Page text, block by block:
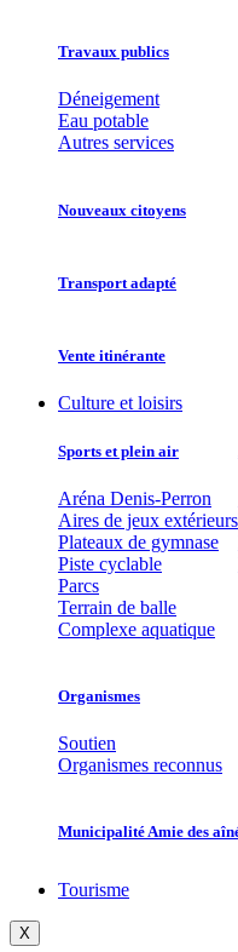
Travaux publics
Déneigement
Eau potable
Autres services
Nouveaux citoyens
Transport adapté
Vente itinérante
Culture et loisirs
Sports et plein air
Aréna Denis-Perron
Aires de jeux extérieurs
Plateaux de gymnase
Piste cyclable
Parcs
Terrain de balle
Complexe aquatique
Organismes
Soutien
Organismes reconnus
Municipalité Amie des
Tourisme
X